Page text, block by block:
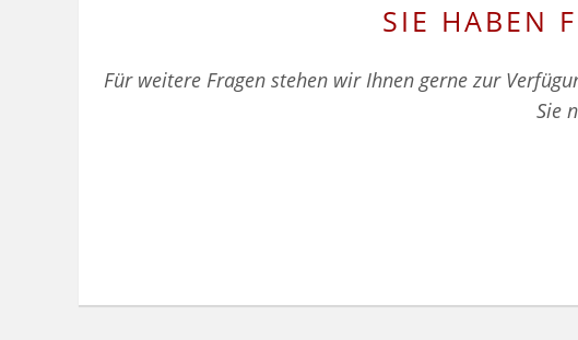
SIE HABEN
Für weitere Fragen stehen wir Ihnen gerne zur
Sie